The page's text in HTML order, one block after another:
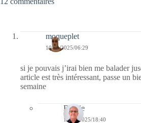
moqueplet
10/02/2025/06:29
si je pouvais j’irai bien me balader
article est très intéressant, passe un
semaine
Bernie
12/02/2025/18:40